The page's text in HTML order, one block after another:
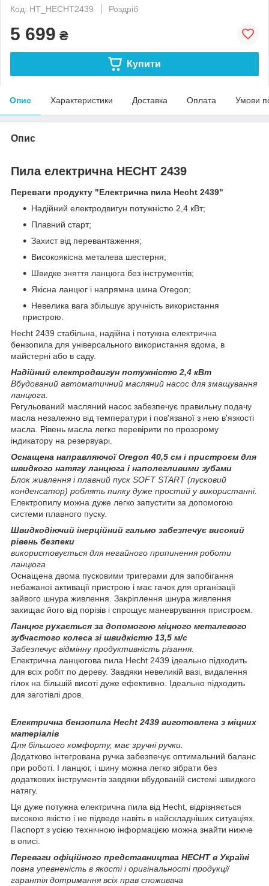
Код: HT_HECHT2439
Роздріб
5 699 ₴
Купити
Опис Характеристики Доставка Оплата Умови
Опис
Пила електрична HECHT 2439
Переваги продукту "Електрична пила Hecht 2439"
Надійний електродвигун потужністю 2,4 кВт;
Плавний старт;
Захист від перевантаження;
Високоякісна металева шестерня;
Швидке зняття ланцюга без інструментів;
Якісна ланцюг і напрямна шина Oregon;
Невелика вага збільшує зручність використання
пристрою.
Hecht 2439 стабільна, надійна і потужна електрична
бензопила для універсального використання вдома, в
майстерні або в саду.
Надійний електродвигун потужністю 2,4 кВт
Вбудований автоматичний масляний насос для змащування
ланцюга.
Регульований масляний насос забезпечує правильну подачу
масла незалежно від температури і пов'язаної з нею в'язкості
масла. Рівень масла легко перевірити по прозорому
індикатору на резервуарі.
Оснащена направляючої Oregon 40,5 см і пристроєм для
швидкого натягу ланцюга і наполегливими зубами
Блок живлення і плавний пуск SOFT START (пусковий
конденсатор) роблять пилку дуже простий у використанні.
Електропилу можна дуже легко запустити за допомогою
системи плавного пуску.
Швидкодіючий інерційний гальмо забезпечує високий
рівень безпеки
використовується для негайного припинення роботи
ланцюга
Оснащена двома пусковими тригерами для запобігання
небажаної активації пристрою і має гачок для організації
зайвого шнура живлення. Закріплення шнура живлення
захищає його від порізів і спрощує маневрування пристроєм.
Ланцюг рухається за допомогою міцного металевого
зубчастого колеса зі швидкістю 13,5 м/с
Забезпечує відмінну продуктивність різання.
Електрична ланцюгова пила Hecht 2439 ідеально підходить
для всіх робіт по дереву. Завдяки невеликій вазі, видалення
гілок на більшій висоті дуже ефективно. Ідеально підходить
для заготівлі дров.
Електрична бензопила Hecht 2439 виготовлена з міцних
матеріалів
Для більшого комфорту, має зручні ручки.
Додатково інтегрована ручка забезпечує оптимальний баланс
при роботі. І ланцюг, і шину можна легко зібрати без
додаткових інструментів завдяки вбудованій системі швидкого
натягу.
Ця дуже потужна електрична пила від Hecht, відрізняється
високою якістю і не підведе навіть в найскладніших ситуаціях.
Паспорт з усією технічною інформацією можна знайти нижче
в описі.
Переваги офіційного представництва HECHT в Україні
повна упевненість в якості і оригінальності продукції
гарантія дотримання всіх прав споживача